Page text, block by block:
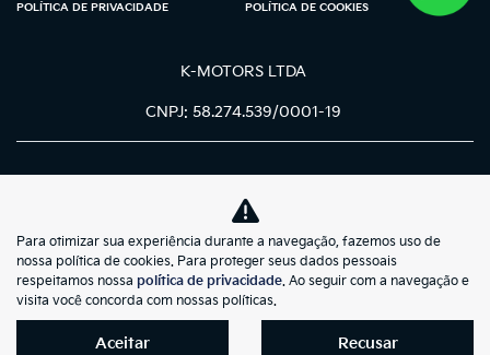
POLÍTICA DE PRIVACIDADE POLÍTICA DE COOKIES
K-MOTORS LTDA
CNPJ: 58.274.539/0001-19
No trânsito, enxergar o outro salva
vidas.
Para otimizar sua experiência durante a navegação, fazemos uso de
nossa política de cookies. Para proteger seus dados pessoais
respeitamos nossa política de privacidade. Ao seguir com a navegação e
visita você concorda com nossas políticas.
Aceitar Recusar